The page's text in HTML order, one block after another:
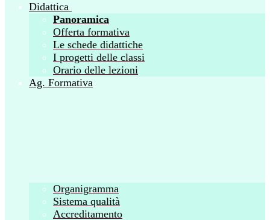
Didattica
Panoramica
Offerta formativa
Le schede didattiche
I progetti delle classi
Orario delle lezioni
Ag. Formativa
Organigramma
Sistema qualità
Accreditamento